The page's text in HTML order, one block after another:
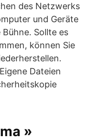
des Netzwerks
und Geräte
Sollte es
können Sie
Dateien
»